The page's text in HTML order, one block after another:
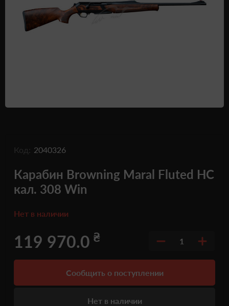
Подарочные Сертификати
Код: 2040326
Карабин Browning Maral Fluted HC
кал. 308 Win
Нет в наличии
119 970.0 ₴ 1
Сообщить о поступлении
Нет в наличии